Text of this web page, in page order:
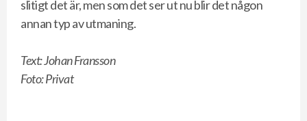
slitigt det är, men som det ser ut nu blir det någon
annan typ av utmaning.
Text: Johan Fransson
Foto: Privat